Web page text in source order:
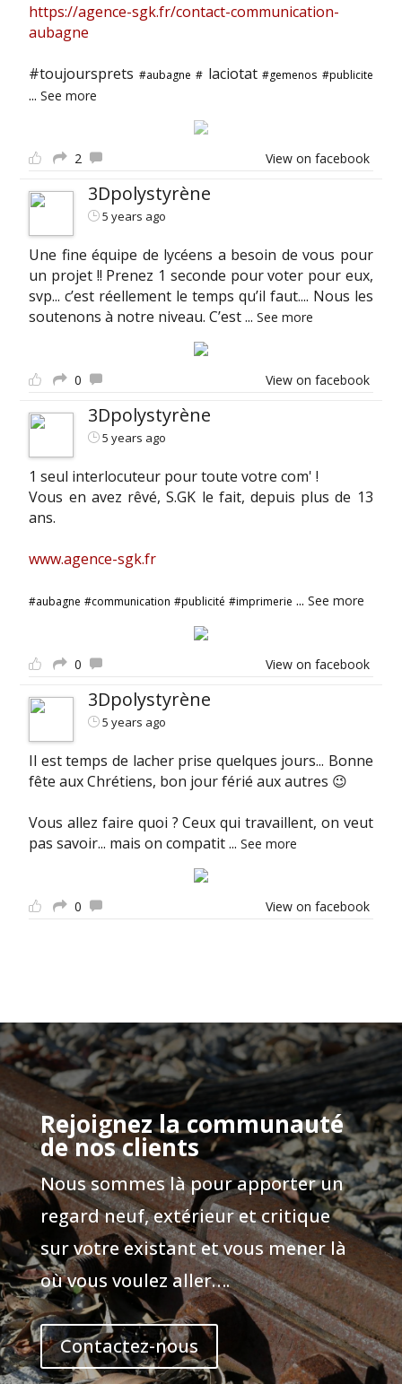
https://agence-sgk.fr/contact-communication-
aubagne
#toujoursprets #aubagne # laciotat#gemenos #publicite
...See more
2 View on facebook
3Dpolystyrène
5 years ago
Une fine équipe de lycéens a besoin de vous pour
un projet !! Prenez 1 seconde pour voter pour eux,
svp... c’est réellement le temps qu’il faut.... Nous les
soutenons à notre niveau. C’est...See more
0 View on facebook
3Dpolystyrène
5 years ago
1 seul interlocuteur pour toute votre com' !
Vous en avez rêvé, S.GK le fait, depuis plus de 13
ans.
www.agence-sgk.fr
#aubagne #communication #publicité #imprimerie ...See more
0 View on facebook
3Dpolystyrène
5 years ago
Il est temps de lacher prise quelques jours... Bonne
fête aux Chrétiens, bon jour férié aux autres 😉
Vous allez faire quoi ? Ceux qui travaillent, on veut
pas savoir... mais on compatit...See more
0 View on facebook
Rejoignez la communauté
de nos clients
Nous sommes là pour apporter un
regard neuf, extérieur et critique
sur votre existant et vous mener là
où vous voulez aller….
Contactez-nous